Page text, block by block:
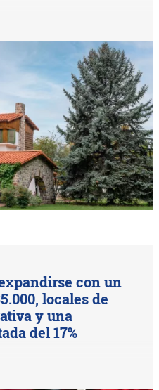
con un
locales de
y una
del 17%